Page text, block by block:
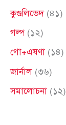
o
:
কুণ্ডলিভেদ(৪১)
গল্প(১২)
গো+এষণা (১৪)
জার্নাল (৩৬)
সমালোচনা (১২)